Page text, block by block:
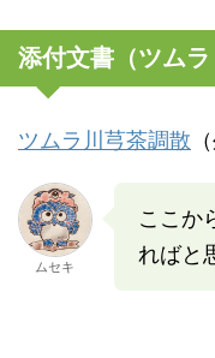
添付文書（ツムラ
ツムラ川芎茶調散
ムセキ
ここか
ればと